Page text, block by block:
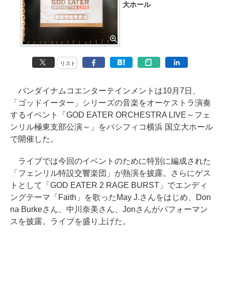
大ホール
リスト
バンダイナムコエンターテインメントは10月7日、
「ゴッドイーター」シリーズの音楽をオーケストラ演奏
するイベント「GOD EATER ORCHESTRA LIVE～フェ
ンリル極東支部公演～」をパシフィコ横浜 国立大ホール
で開催した。
ライブでは今回のイベントのために特別に編成された
「フェンリル特設交響楽団」が熱演を披露。さらにゲス
トとして「GOD EATER 2 RAGE BURST」でエンディ
ングテーマ「Faith」を歌ったMay J.さんをはじめ、Don
na Burkeさん、中川奈美さん、Jonさんがパフォーマン
スを披露。ライブを盛り上げた。